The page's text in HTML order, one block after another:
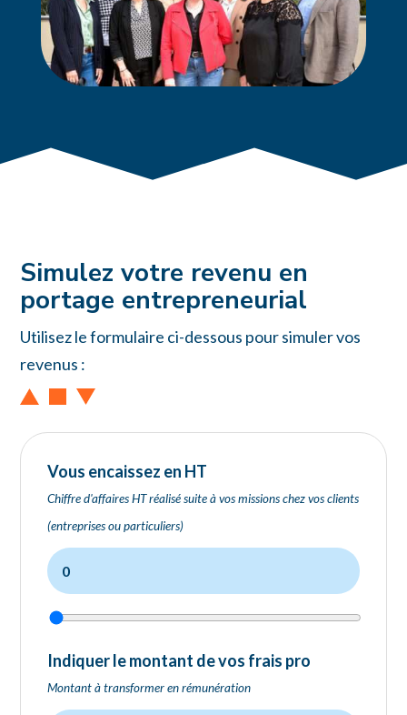
Simulez votre revenu en
portage entrepreneurial
Utilisez le formulaire ci-dessous pour simuler vos
revenus :
Vous encaissez en HT
Chiffre d'affaires HT réalisé suite à vos missions chez vos clients
(entreprises ou particuliers)
Indiquer le montant de vos frais pro
Montant à transformer en rémunération